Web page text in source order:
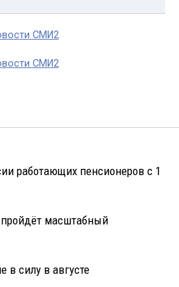
СМИ2
СМИ2
работающих пенсионеров с 1
масштабный
в силу в августе